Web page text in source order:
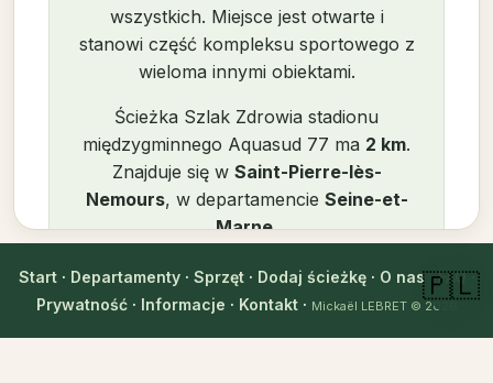
wszystkich. Miejsce jest otwarte i
stanowi część kompleksu sportowego z
wieloma innymi obiektami.
Ścieżka Szlak Zdrowia stadionu
międzygminnego Aquasud 77 ma 2 km.
Znajduje się w Saint-Pierre-lès-
Nemours, w departamencie Seine-et-
Marne.
rate_reviewOpinie użytkowników
loginZaloguj się, aby zostawić opinię
Start· Departamenty· Sprzęt· Dodaj ścieżkę· O nas·FAQ·
Prywatność· Informacje · Kontakt· Mickaël LEBRET© 2026
🇵🇱